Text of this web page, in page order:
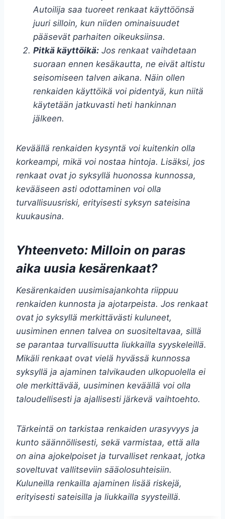
Autoilija saa tuoreet renkaat käyttöönsä
juuri silloin, kun niiden ominaisuudet
pääsevät parhaiten oikeuksiinsa.
Pitkä käyttöikä: Jos renkaat vaihdetaan
suoraan ennen kesäkautta, ne eivät altistu
seisomiseen talven aikana. Näin ollen
renkaiden käyttöikä voi pidentyä, kun niitä
käytetään jatkuvasti heti hankinnan
jälkeen.
Keväällä renkaiden kysyntä voi kuitenkin olla
korkeampi, mikä voi nostaa hintoja. Lisäksi, jos
renkaat ovat jo syksyllä huonossa kunnossa,
kevääseen asti odottaminen voi olla
turvallisuusriski, erityisesti syksyn sateisina
kuukausina.
Yhteenveto: Milloin on paras
aika uusia kesärenkaat?
Kesärenkaiden uusimisajankohta riippuu
renkaiden kunnosta ja ajotarpeista. Jos renkaat
ovat jo syksyllä merkittävästi kuluneet,
uusiminen ennen talvea on suositeltavaa, sillä
se parantaa turvallisuutta liukkailla syyskeleillä.
Mikäli renkaat ovat vielä hyvässä kunnossa
syksyllä ja ajaminen talvikauden ulkopuolella ei
ole merkittävää, uusiminen keväällä voi olla
taloudellisesti ja ajallisesti järkevä vaihtoehto.
Tärkeintä on tarkistaa renkaiden urasyvyys ja
kunto säännöllisesti, sekä varmistaa, että alla
on aina ajokelpoiset ja turvalliset renkaat, jotka
soveltuvat vallitseviin sääolosuhteisiin.
Kuluneilla renkailla ajaminen lisää riskejä,
erityisesti sateisilla ja liukkailla syysteillä.